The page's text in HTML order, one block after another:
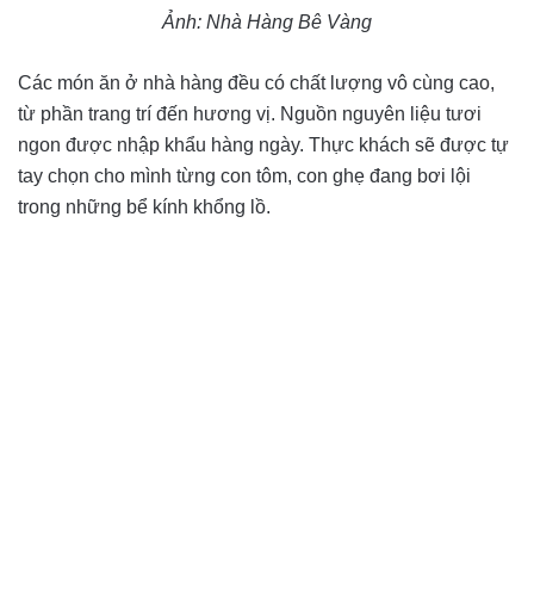
Ảnh: Nhà Hàng Bê Vàng
Các món ăn ở nhà hàng đều có chất lượng vô cùng cao,
từ phần trang trí đến hương vị. Nguồn nguyên liệu tươi
ngon được nhập khẩu hàng ngày. Thực khách sẽ được tự
tay chọn cho mình từng con tôm, con ghẹ đang bơi lội
trong những bể kính khổng lồ.